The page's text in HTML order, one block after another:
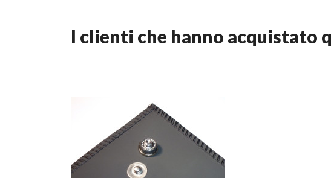
i clienti che hanno